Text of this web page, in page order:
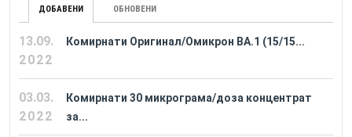
ДОБАВЕНИ ОБНОВЕНИ
13.09.
2022
Комирнати Оригинал/Омикрон BA.1 (15/15...
03.03.
2022
Комирнати 30 микрограма/доза концентрат
за...